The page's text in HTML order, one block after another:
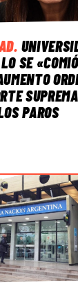
.
SE
PAROS